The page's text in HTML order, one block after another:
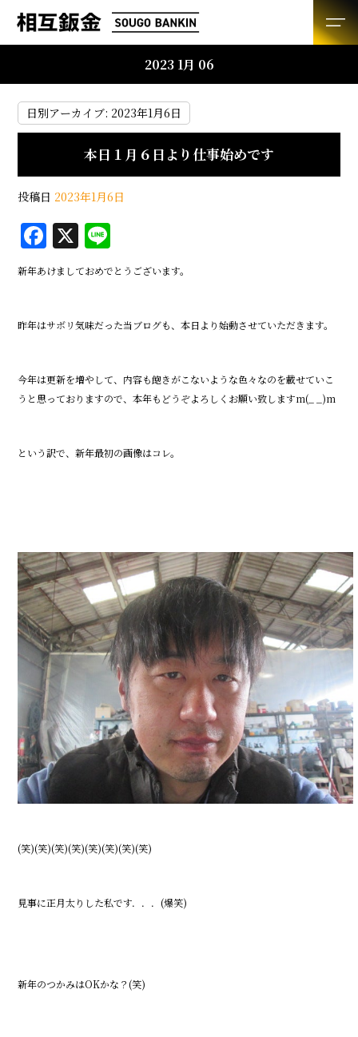
2023 1月 06
日別アーカイブ: 2023年1月6日
本日１月６日より仕事始めです
投稿日 2023年1月6日
F
a
c
e
b
o
k
X
n
e
新年あけましておめでとうございます。
昨年はサボリ気味だった当ブログも、本日より始動させていただきます。
今年は更新を増やして、内容も飽きがこないような色々なのを載せていこ
うと思っておりますので、本年もどうぞよろしくお願い致しますm(_ _)m
という訳で、新年最初の画像はコレ。
(笑)(笑)(笑)(笑)(笑)(笑)(笑)(笑)
見事に正月太りした私です．．．(爆笑)
新年のつかみはOKかな？(笑)